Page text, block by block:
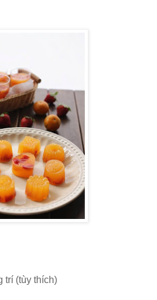
trí (tùy thích)